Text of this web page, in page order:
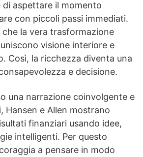
aspettare il momento
con piccoli passi immediati.
la vera trasformazione
visione interiore e
Così, la ricchezza diventa una
e decisione.
una narrazione coinvolgente e
Hansen e Allen mostrano
finanziari usando idee,
intelligenti. Per questo
a pensare in modo